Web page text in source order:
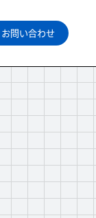
お問い合わせ